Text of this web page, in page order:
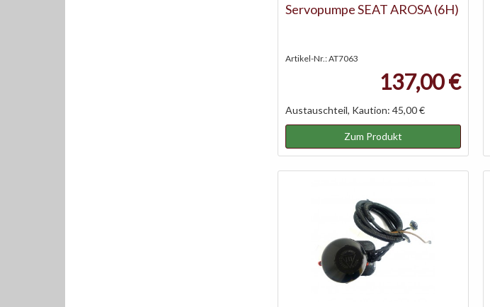
Servopumpe SEAT AROSA (6H)
Artikel-Nr.: AT7063
137,00 €
Austauschteil, Kaution: 45,00 €
Zum Produkt